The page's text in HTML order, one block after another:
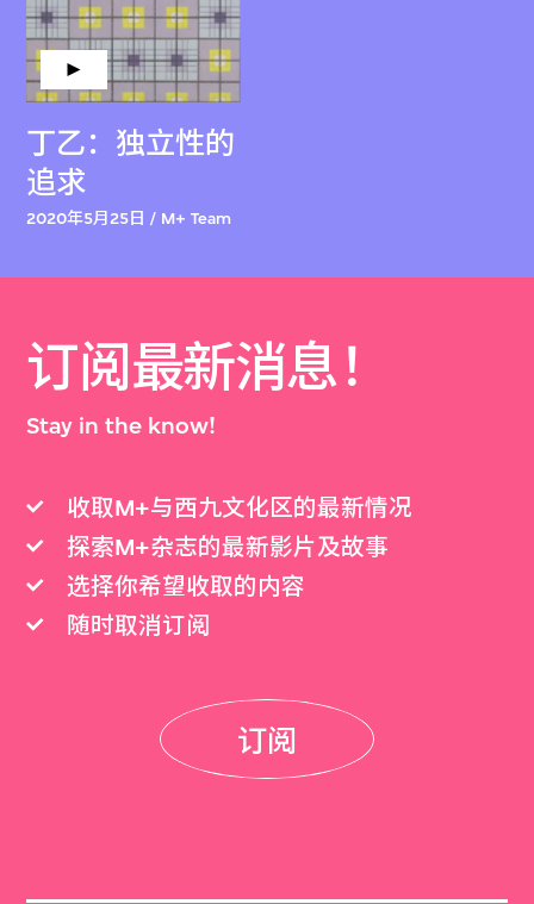
丁乙：独立性的
追求
2020年5月25日 / M+ Team
订阅最新消息！
Stay in the know!
收取M+与西九文化区的最新情况
探索M+杂志的最新影片及故事
选择你希望收取的内容
随时取消订阅
订阅